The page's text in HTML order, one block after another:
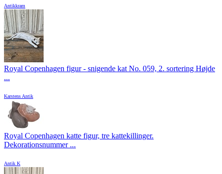
Antikkram
Royal Copenhagen figur - snigende kat No. 059, 2. sortering Højde
...
Karstens Antik
Royal Copenhagen katte figur, tre kattekillinger.
Dekorationsnummer ...
Antik K